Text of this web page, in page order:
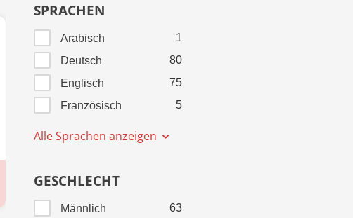
SPRACHEN
Arabisch
1
Deutsch
80
Englisch
75
Französisch
5
Alle Sprachen anzeigen
GESCHLECHT
Männlich
63